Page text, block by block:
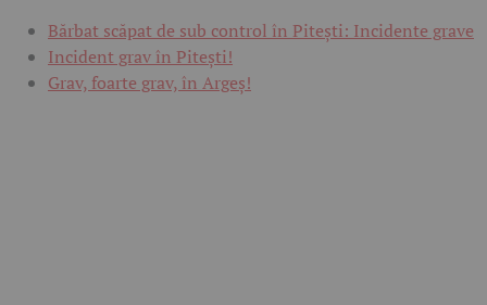
Bărbat scăpat de sub control în Pitești: Incidente grave
Incident grav în Pitești!
Grav, foarte grav, în Argeș!